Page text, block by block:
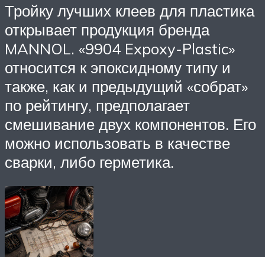
Тройку лучших клеев для пластика
открывает продукция бренда
MANNOL. «9904 Expoxy-Plastic»
относится к эпоксидному типу и
также, как и предыдущий «собрат»
по рейтингу, предполагает
смешивание двух компонентов. Его
можно использовать в качестве
сварки, либо герметика.